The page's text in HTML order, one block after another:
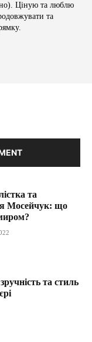
Ціную та люблю
та
та
Мосейчук: що
та стиль